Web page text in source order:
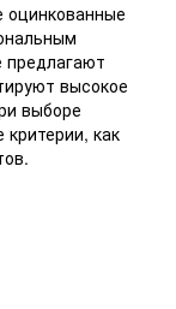
предлагают
высокое
выборе
как